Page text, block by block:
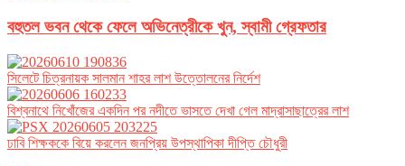
বহুতল ভবন থেকে ফেলে অভিনেত্রীকে খুন, স্বামী গ্রেফতার
সিলেটে চিত্রনায়ক সালমান শাহর লাশ উত্তোলনের নির্দেশ
বিশ্বনাথে নিখোঁজের একদিন পর নদীতে ভাসতে দেখা গেল মাদ্রাসাছাত্রের লাশ
ঢাবি শিক্ষককে বিয়ে করলেন জনপ্রিয় উপস্থাপিকা দীপ্তি চৌধুরী